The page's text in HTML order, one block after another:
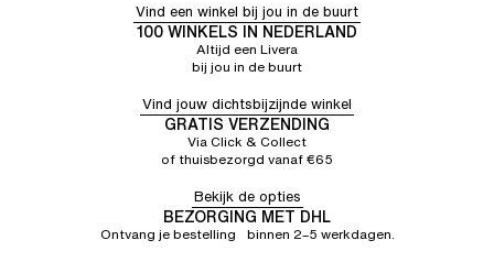
Vind een winkel bij jou in de buurt
100 WINKELS IN NEDERLAND
Altijd een Livera
bij jou in de buurt
Vind jouw dichtsbijzijnde winkel
GRATIS VERZENDING
Via Click & Collect
of thuisbezorgd vanaf €65
Bekijk de opties
BEZORGING MET DHL
Ontvang je bestelling binnen 2–5 werkdagen.